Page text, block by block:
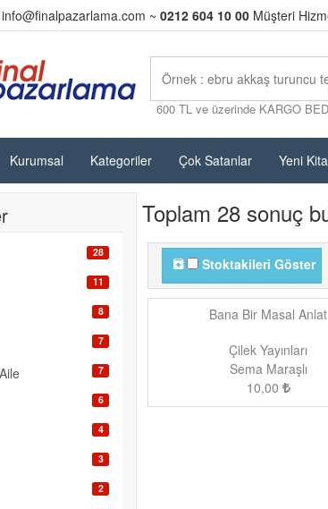
info@finalpazarlama.com ~ 0212 604 10 00 Müşteri
600 TL ve üzerinde KARGO
Kurumsal Kategoriler Çok Satanlar Yeni
28
11
8
7
7
6
4
3
2
Toplam 28 sonuç
Stoktakileri Göster
Bana Bir Masal Anlat
Çilek Yayınları
Sema Maraşlı
10,00